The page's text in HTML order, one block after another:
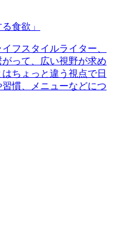
食欲」
フスタイルライター、
って、広い視野が求め
ちょっと違う視点で日
慣、メニューなどにつ